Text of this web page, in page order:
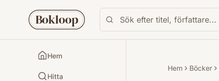
Bokloop
Hem
Hitta
Hem Böcker